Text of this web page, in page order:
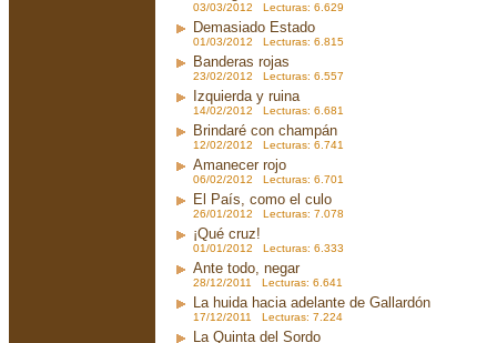
03/03/2012 Lecturas: 6.629
Demasiado Estado
01/03/2012 Lecturas: 6.815
Banderas rojas
23/02/2012 Lecturas: 6.557
Izquierda y ruina
14/02/2012 Lecturas: 6.681
Brindaré con champán
12/02/2012 Lecturas: 6.741
Amanecer rojo
06/02/2012 Lecturas: 6.701
El País, como el culo
26/01/2012 Lecturas: 7.078
¡Qué cruz!
01/01/2012 Lecturas: 6.333
Ante todo, negar
28/12/2011 Lecturas: 6.641
La huida hacia adelante de Gallardón
17/12/2011 Lecturas: 7.224
La Quinta del Sordo